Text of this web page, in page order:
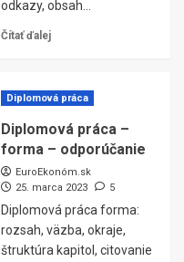
odkazy, obsah...
Čítať ďalej
Diplomová práca
Diplomová práca –
forma – odporúčanie
EuroEkonóm.sk
25. marca 2023
5
Diplomová práca forma:
rozsah, väzba, okraje,
štruktúra kapitol, citovanie